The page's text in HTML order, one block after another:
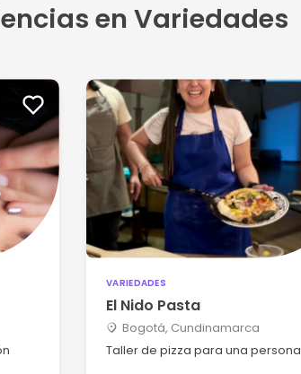
en Variedades
VARIEDADES
El Nido Pasta
Bogotá, Cundinamarca
Taller de pizza para una persona